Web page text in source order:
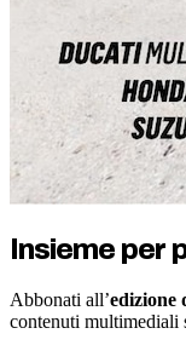
Insieme per
Abbonati all’edizione
contenuti multimediali